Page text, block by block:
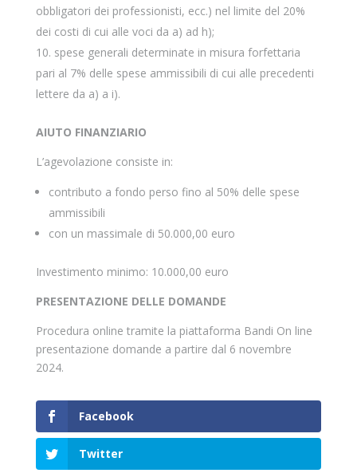
obbligatori dei professionisti, ecc.) nel limite del 20%
dei costi di cui alle voci da a) ad h);
spese generali determinate in misura forfettaria
pari al 7% delle spese ammissibili di cui alle precedenti
lettere da a) a i).
AIUTO FINANZIARIO
L’agevolazione consiste in:
contributo a fondo perso fino al 50% delle spese
ammissibili
con un massimale di 50.000,00 euro
Investimento minimo: 10.000,00 euro
PRESENTAZIONE DELLE DOMANDE
Procedura online tramite la piattaforma Bandi On line
presentazione domande a partire dal 6 novembre
2024.
Facebook
Twitter